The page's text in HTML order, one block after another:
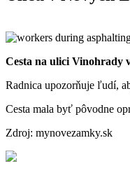
Cesta na ulici Vinohrady
Radnica upozorňuje ľudí,
Cesta mala byť pôvodne
Zdroj: mynovezamky.sk